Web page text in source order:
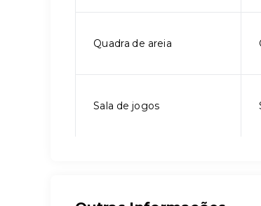
Quadra de areia
Sala de jogos